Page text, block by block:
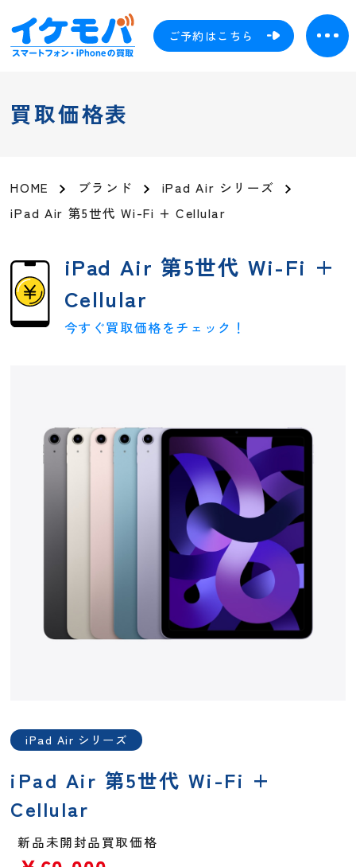
ご予約はこちら
買取価格表
HOME ブランド
iPad Air シリーズ
iPad Air 第5世代 Wi-Fi + Cellular
iPad Air 第5世代 Wi-Fi +
Cellular
今すぐ買取価格をチェック！
iPad Air シリーズ
iPad Air 第5世代 Wi-Fi +
Cellular
新品未開封品買取価格